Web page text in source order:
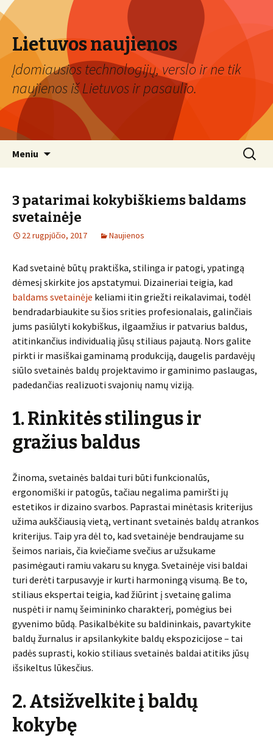
Lietuvos naujienos
Įdomiausios technologijų, verslo ir ne tik
naujienos iš Lietuvos ir pasaulio.
Meniu Ieškoti:
3 patarimai kokybiškiems baldams
svetainėje
22 rugpjūčio, 2017 Naujienos
Kad svetainė būtų praktiška, stilinga ir patogi, ypatingą
dėmesį skirkite jos apstatymui. Dizaineriai teigia, kad
baldams svetainėje keliami itin griežti reikalavimai, todėl
bendradarbiaukite su šios srities profesionalais, galinčiais
jums pasiūlyti kokybiškus, ilgaamžius ir patvarius baldus,
atitinkančius individualią jūsų stiliaus pajautą. Nors galite
pirkti ir masiškai gaminamą produkciją, daugelis pardavėjų
siūlo svetainės baldų projektavimo ir gaminimo paslaugas,
padedančias realizuoti svajonių namų viziją.
1. Rinkitės stilingus ir
gražius baldus
Žinoma, svetainės baldai turi būti funkcionalūs,
ergonomiški ir patogūs, tačiau negalima pamiršti jų
estetikos ir dizaino svarbos. Paprastai minėtasis kriterijus
užima aukščiausią vietą, vertinant svetainės baldų atrankos
kriterijus. Taip yra dėl to, kad svetainėje bendraujame su
šeimos nariais, čia kviečiame svečius ar užsukame
pasimėgauti ramiu vakaru su knyga. Svetainėje visi baldai
turi derėti tarpusavyje ir kurti harmoningą visumą. Be to,
stiliaus ekspertai teigia, kad žiūrint į svetainę galima
nuspėti ir namų šeimininko charakterį, pomėgius bei
gyvenimo būdą. Pasikalbėkite su baldininkais, pavartykite
baldų žurnalus ir apsilankykite baldų ekspozicijose – tai
padės suprasti, kokio stiliaus svetainės baldai atitiks jūsų
išsikeltus lūkesčius.
2. Atsižvelkite į baldų
kokybę